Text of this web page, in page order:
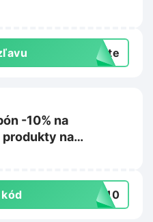
exte
-10% na
na
IN10